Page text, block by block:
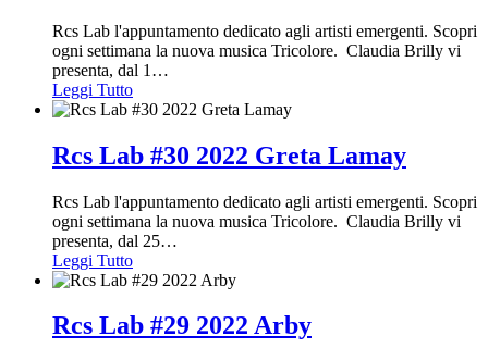
Rcs Lab l'appuntamento dedicato agli artisti emergenti. Scopri
ogni settimana la nuova musica Tricolore. Claudia Brilly vi
presenta, dal 1 …
Leggi Tutto
Rcs Lab #30 2022 Greta Lamay
Rcs Lab l'appuntamento dedicato agli artisti emergenti. Scopri
ogni settimana la nuova musica Tricolore. Claudia Brilly vi
presenta, dal 25…
Leggi Tutto
Rcs Lab #29 2022 Arby